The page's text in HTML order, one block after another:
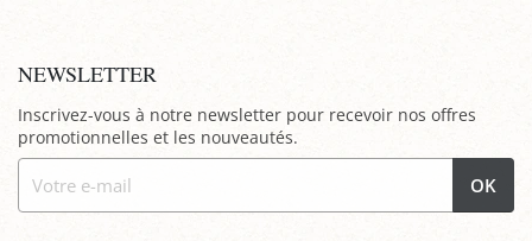
NEWSLETTER
Inscrivez-vous à notre newsletter pour recevoir nos offres
promotionnelles et les nouveautés.
OK